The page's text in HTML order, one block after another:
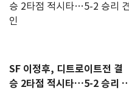
SF 이정후, 디트로이트전 결
승 2타점 적시타…5-2 승리